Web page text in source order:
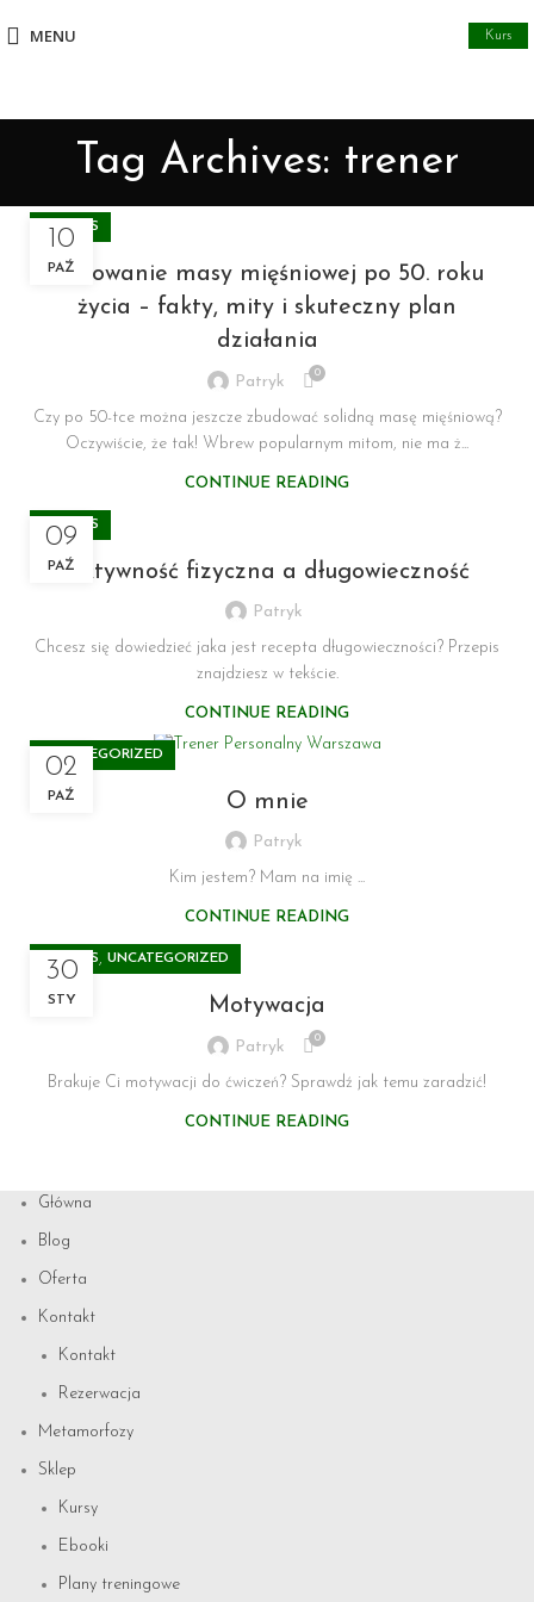
MENU Kurs
Tag Archives: trener
10
PAŹ
FITNESS
Budowanie masy mięśniowej po 50. roku
życia – fakty, mity i skuteczny plan
działania
Patryk 0
Czy po 50-tce można jeszcze zbudować solidną masę mięśniową?
Oczywiście, że tak! Wbrew popularnym mitom, nie ma ż...
CONTINUE READING
09
PAŹ
FITNESS
Aktywność fizyczna a długowieczność
Patryk
Chcesz się dowiedzieć jaka jest recepta długowieczności? Przepis
znajdziesz w tekście.
CONTINUE READING
02
PAŹ
UNCATEGORIZED
O mnie
Patryk
Kim jestem? Mam na imię ...
CONTINUE READING
30
STY
FITNESS, UNCATEGORIZED
Motywacja
Patryk 0
Brakuje Ci motywacji do ćwiczeń? Sprawdź jak temu zaradzić!
CONTINUE READING
Główna
Blog
Oferta
Kontakt
Kontakt
Rezerwacja
Metamorfozy
Sklep
Kursy
Ebooki
Plany treningowe